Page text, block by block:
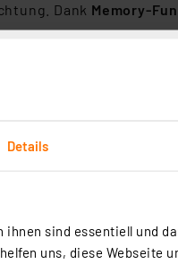
Details
sind essentiell und
uns, diese Webseite
Dank Memory-
dank
die mitgelieferte
und 6500 K)